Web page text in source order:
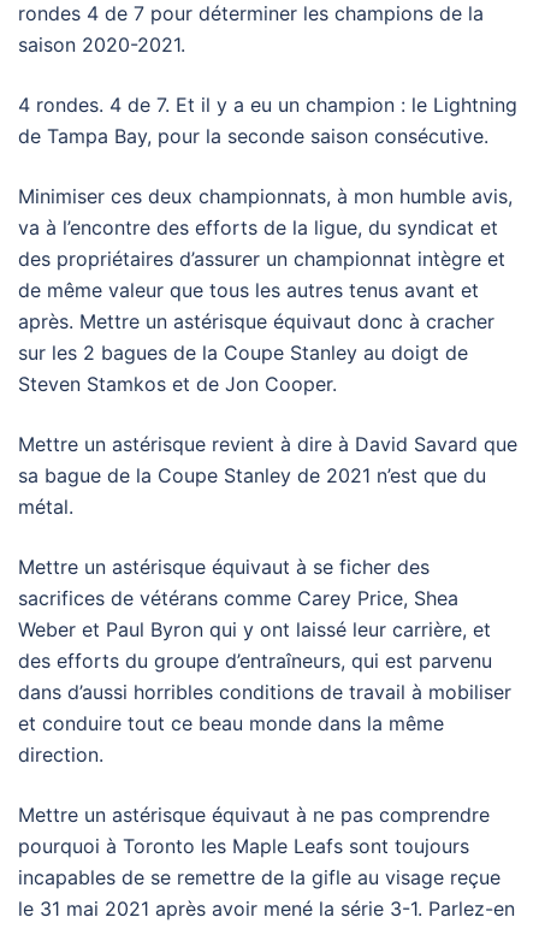
rondes 4 de 7 pour déterminer les champions de la
saison 2020-2021.
4 rondes. 4 de 7. Et il y a eu un champion : le Lightning
de Tampa Bay, pour la seconde saison consécutive.
Minimiser ces deux championnats, à mon humble avis,
va à l’encontre des efforts de la ligue, du syndicat et
des propriétaires d’assurer un championnat intègre et
de même valeur que tous les autres tenus avant et
après. Mettre un astérisque équivaut donc à cracher
sur les 2 bagues de la Coupe Stanley au doigt de
Steven Stamkos et de Jon Cooper.
Mettre un astérisque revient à dire à David Savard que
sa bague de la Coupe Stanley de 2021 n’est que du
métal.
Mettre un astérisque équivaut à se ficher des
sacrifices de vétérans comme Carey Price, Shea
Weber et Paul Byron qui y ont laissé leur carrière, et
des efforts du groupe d’entraîneurs, qui est parvenu
dans d’aussi horribles conditions de travail à mobiliser
et conduire tout ce beau monde dans la même
direction.
Mettre un astérisque équivaut à ne pas comprendre
pourquoi à Toronto les Maple Leafs sont toujours
incapables de se remettre de la gifle au visage reçue
le 31 mai 2021 après avoir mené la série 3-1. Parlez-en